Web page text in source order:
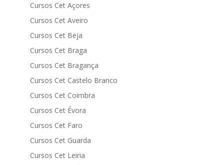
Cursos Cet Açores
Cursos Cet Aveiro
Cursos Cet Beja
Cursos Cet Braga
Cursos Cet Bragança
Cursos Cet Castelo Branco
Cursos Cet Coimbra
Cursos Cet Évora
Cursos Cet Faro
Cursos Cet Guarda
Cursos Cet Leiria